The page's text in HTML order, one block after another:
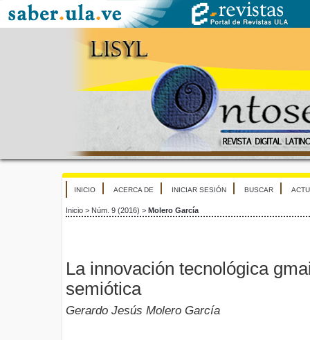
INICIO ACERCA DE INICIAR SESIÓN BUSCAR
Inicio > Núm. 9 (2016) > Molero García
La innovación tecnológica
semiótica
Gerardo Jesús Molero García